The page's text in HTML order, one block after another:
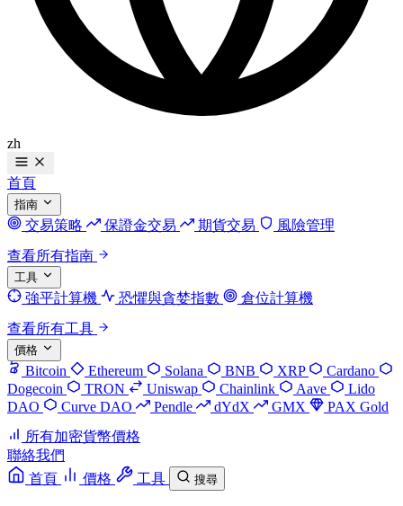
zh
首頁
指南
交易策略 保證金交易 期貨交易
風險管理
查看所有指南
工具
強平計算機 恐懼與貪婪指數
倉位計算機
查看所有工具
價格
Bitcoin Ethereum Solana BNB XRP
Cardano
Dogecoin
TRON Uniswap Chainlink Aave
Lido
DAO
Curve DAO Pendle dYdX GMX
PAX Gold
所有加密貨幣價格
聯絡我們
首頁
價格 工具 搜尋